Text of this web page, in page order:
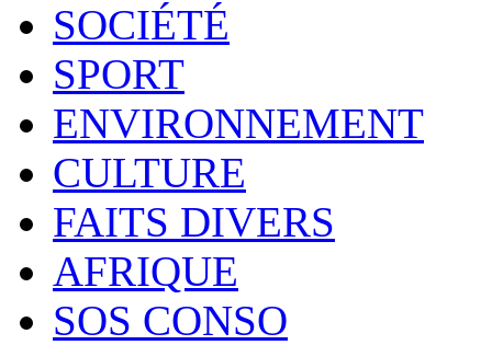
SOCIÉTÉ
SPORT
ENVIRONNEMENT
CULTURE
FAITS DIVERS
AFRIQUE
SOS CONSO